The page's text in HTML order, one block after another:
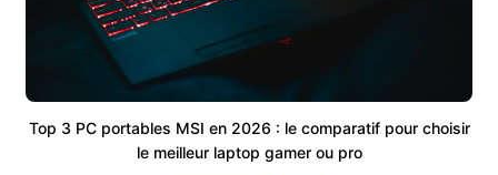
Top 3 PC portables MSI en 2026 : le comparatif pour choisir
le meilleur laptop gamer ou pro